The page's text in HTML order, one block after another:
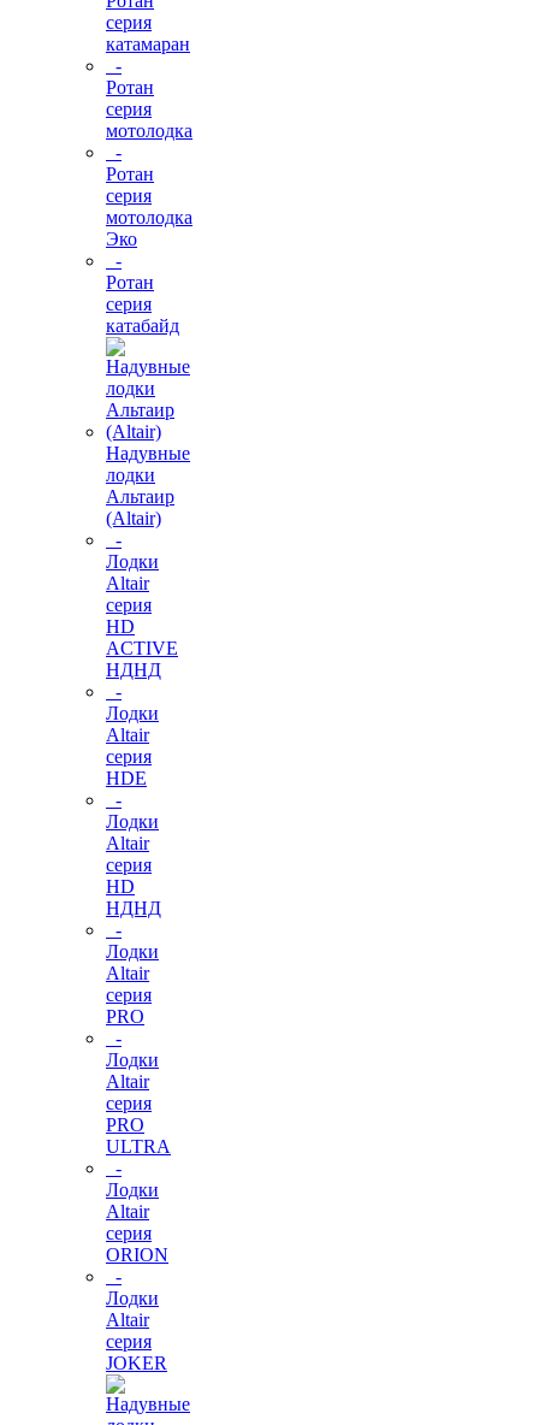
серия
катамаран
-
Ротан
серия
мотолодка
-
Ротан
серия
мотолодка
Эко
-
Ротан
серия
катабайд
Надувные
лодки
Альтаир
(Altair)
-
Лодки
Altair
серия
HD
ACTIVE
НДНД
-
Лодки
Altair
серия
HDE
-
Лодки
Altair
серия
HD
НДНД
-
Лодки
Altair
серия
PRO
-
Лодки
Altair
серия
PRO
ULTRA
-
Лодки
Altair
серия
ORION
-
Лодки
Altair
серия
JOKER